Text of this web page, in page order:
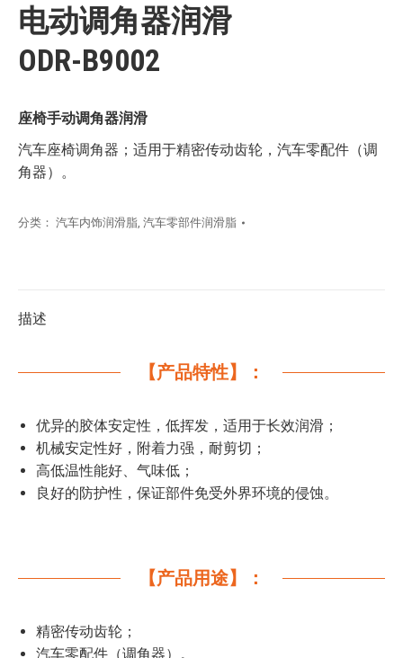
电动调角器润滑
ODR-B9002
座椅手动调角器润滑
汽车座椅调角器；适用于精密传动齿轮，汽车零配件（调
角器）。
分类： 汽车内饰润滑脂, 汽车零部件润滑脂
描述
【产品特性】：
优异的胶体安定性，低挥发，适用于长效润滑；
机械安定性好，附着力强，耐剪切；
高低温性能好、气味低；
良好的防护性，保证部件免受外界环境的侵蚀。
【产品用途】：
精密传动齿轮；
汽车零配件（调角器）。